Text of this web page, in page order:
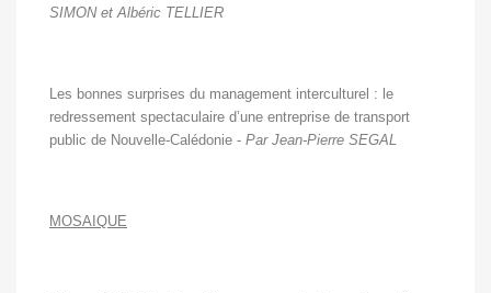
SIMON et Albéric TELLIER
Les bonnes surprises du management interculturel : le
redressement spectaculaire d’une entreprise de transport
public de Nouvelle-Calédonie - Par Jean-Pierre SEGAL
MOSAIQUE